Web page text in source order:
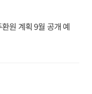
원 계획 9월 공개 예